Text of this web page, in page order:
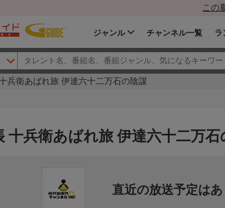
この
ジャンル チャンネル一覧 ラ
兵衛あばれ旅 伊達六十二万石の陰謀
十兵衛あばれ旅 伊達六十二万石
直近の放送予定は